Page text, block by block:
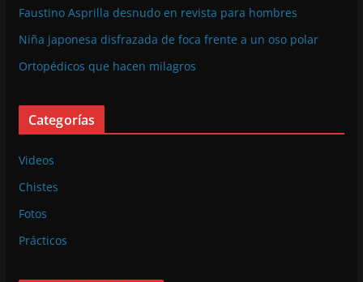
Faustino Asprilla desnudo en revista para hombres
Niña japonesa disfrazada de foca frente a un oso polar
Ortopédicos que hacen milagros
Categorías
Videos
Chistes
Fotos
Prácticos